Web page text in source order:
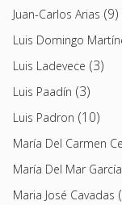
Juan-Carlos Arias (9)
Luis Domingo
Luis Ladevece (3)
Luis Paadín (3)
Luis Padron (10)
María Del Carmen
María Del Mar García
Maria José Cavadas